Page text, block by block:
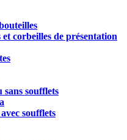
corbeilles de présentation
sans soufflets
soufflets